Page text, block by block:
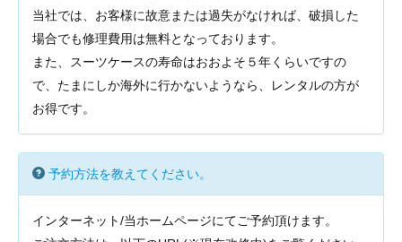
当社では、お客様に故意または過失がなければ、破損した
場合でも修理費用は無料となっております。
また、スーツケースの寿命はおおよそ５年くらいですの
で、たまにしか海外に行かないようなら、レンタルの方が
お得です。
予約方法を教えてください。
インターネット/当ホームページにてご予約頂けます。